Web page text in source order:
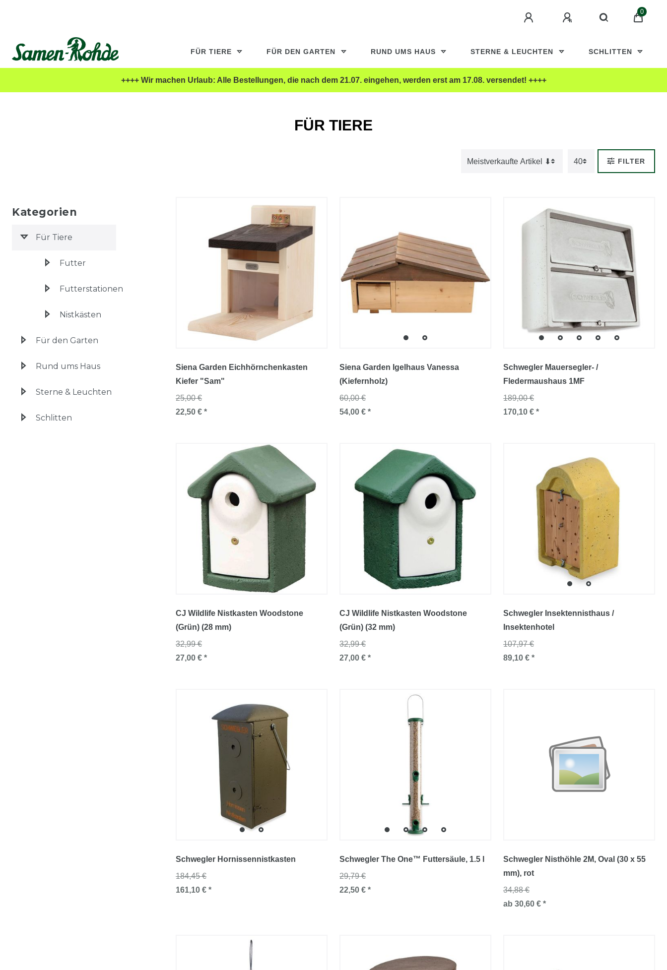
0
FÜR TIERE FÜR DEN GARTEN RUND UMS HAUS STERNE & LEUCHTEN SCHLITTEN
++++ Wir machen Urlaub: Alle Bestellungen, die nach dem 21.07. eingehen, werden erst am 17.08. versendet! ++++
FÜR TIERE
FILTER
Kategorien
Für Tiere
Futter
Futterstationen
Nistkästen
Für den Garten
Rund ums Haus
Sterne & Leuchten
Schlitten
Siena Garden Eichhörnchenkasten
Kiefer "Sam"
25,00 €
22,50 € *
Siena Garden Igelhaus Vanessa
(Kiefernholz)
60,00 €
54,00 € *
Schwegler Mauersegler- /
Fledermaushaus 1MF
189,00 €
170,10 € *
CJ Wildlife Nistkasten Woodstone
(Grün) (28 mm)
32,99 €
27,00 € *
CJ Wildlife Nistkasten Woodstone
(Grün) (32 mm)
32,99 €
27,00 € *
Schwegler Insektennisthaus /
Insektenhotel
107,97 €
89,10 € *
Schwegler Hornissennistkasten
184,45 €
161,10 € *
Schwegler The One™ Futtersäule, 1.5 l
29,79 €
22,50 € *
Schwegler Nisthöhle 2M, Oval (30 x 55
mm), rot
34,88 €
ab 30,60 € *